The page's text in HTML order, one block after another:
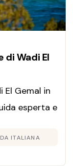
di Wadi El
El Gemal in
esperta e
ITALIANA